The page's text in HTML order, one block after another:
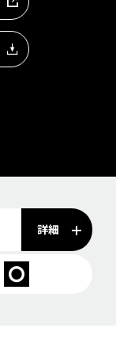
詳細